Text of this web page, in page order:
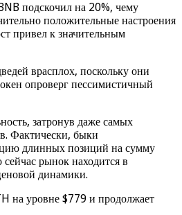
подскочил на 20%, чему
положительные настроения
привел к значительным
врасплох, поскольку они
опроверг пессимистичный
затронув даже самых
Фактически, быки
длинных позиций на сумму
рынок находится в
динамики.